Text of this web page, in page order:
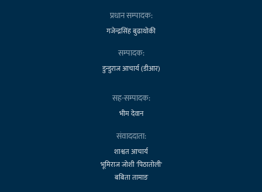
प्रधान सम्पादक:
गजेन्द्रसिंह बुढाथोकी
सम्पादक:
डुन्डुराज आचार्य (डीआर)
सह-सम्पादक:
भीम देवान
संवाददाता:
शाश्वत आचार्य
भूमिराज जोशी 'पिठातोली'
बबिता तामाङ